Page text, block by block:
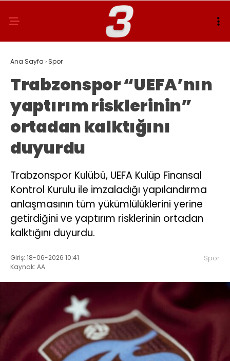
Ana Sayfa › Spor
Trabzonspor “UEFA’nın
yaptırım risklerinin”
ortadan kalktığını
duyurdu
Trabzonspor Kulübü, UEFA Kulüp Finansal
Kontrol Kurulu ile imzaladığı yapılandırma
anlaşmasının tüm yükümlülüklerini yerine
getirdiğini ve yaptırım risklerinin ortadan
kalktığını duyurdu.
Giriş: 18-06-2026 10:41
Kaynak: AA
Spor